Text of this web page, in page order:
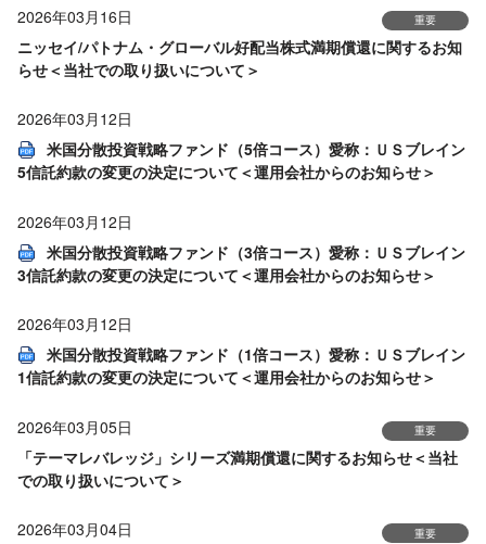
2026年03月16日 重要
ニッセイ/パトナム・グローバル好配当株式満期償還に関するお知
らせ＜当社での取り扱いについて＞
2026年03月12日
米国分散投資戦略ファンド（5倍コース）愛称：ＵＳブレイン
5信託約款の変更の決定について＜運用会社からのお知らせ＞
2026年03月12日
米国分散投資戦略ファンド（3倍コース）愛称：ＵＳブレイン
3信託約款の変更の決定について＜運用会社からのお知らせ＞
2026年03月12日
米国分散投資戦略ファンド（1倍コース）愛称：ＵＳブレイン
1信託約款の変更の決定について＜運用会社からのお知らせ＞
2026年03月05日 重要
「テーマレバレッジ」シリーズ満期償還に関するお知らせ＜当社
での取り扱いについて＞
2026年03月04日 重要